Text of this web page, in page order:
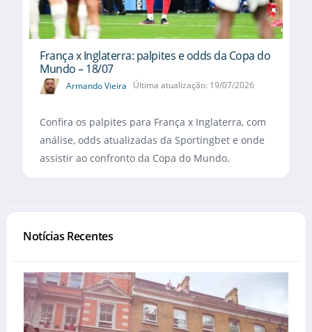
França x Inglaterra: palpites e odds da Copa do
Mundo – 18/07
Armando Vieira Última atualização: 19/07/2026
Confira os palpites para França x Inglaterra, com
análise, odds atualizadas da Sportingbet e onde
assistir ao confronto da Copa do Mundo.
Notícias Recentes